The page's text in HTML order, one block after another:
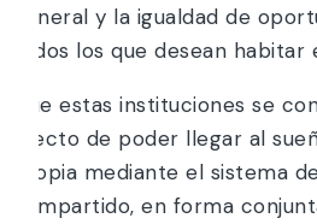
general y la igualdad de
todos los que desean habitar
Que estas instituciones se
efecto de poder llegar al
propia mediante el sistema
compartido, en forma